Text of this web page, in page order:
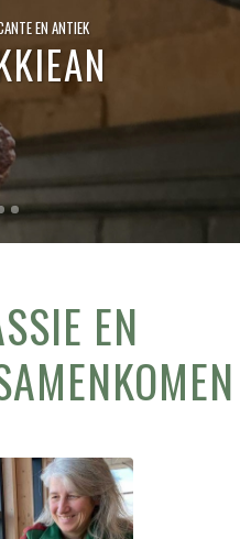
WINKEL
ANTIEK
EN